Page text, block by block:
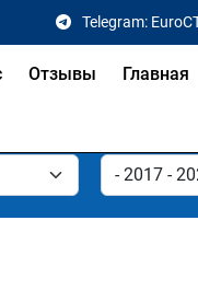
Telegram:
Отзывы Главная